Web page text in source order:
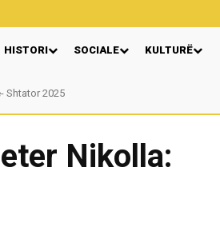
HISTORI SOCIALE KULTURË
2025
Nikolla: